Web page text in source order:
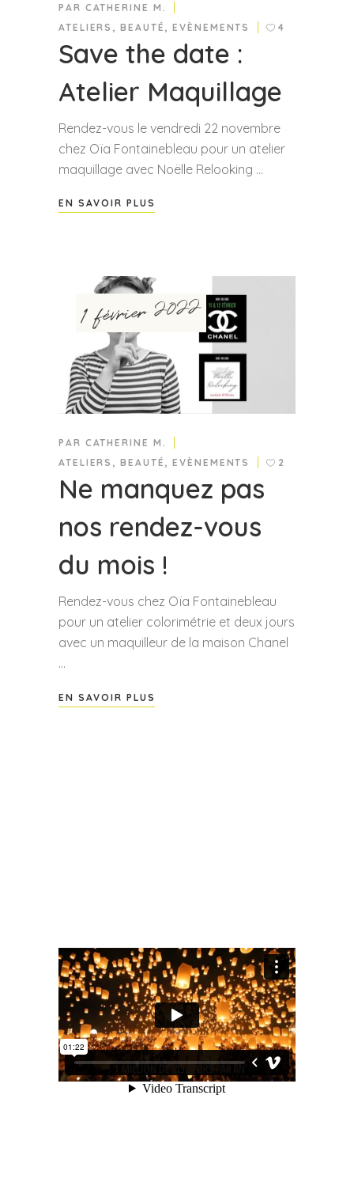
PAR CATHERINE M.
ATELIERS ,BEAUTÉ ,EVÈNEMENTS 4
Save the date :
Atelier Maquillage
Rendez-vous le vendredi 22 novembre
chez Oïa Fontainebleau pour un atelier
maquillage avec Noëlle Relooking
EN SAVOIR PLUS
1 février 2022
PAR CATHERINE M.
ATELIERS ,BEAUTÉ ,EVÈNEMENTS 2
Ne manquez pas
nos rendez-vous
du mois !
Rendez-vous chez Oïa Fontainebleau
pour un atelier colorimétrie et deux jours
avec un maquilleur de la maison Chanel
EN SAVOIR PLUS